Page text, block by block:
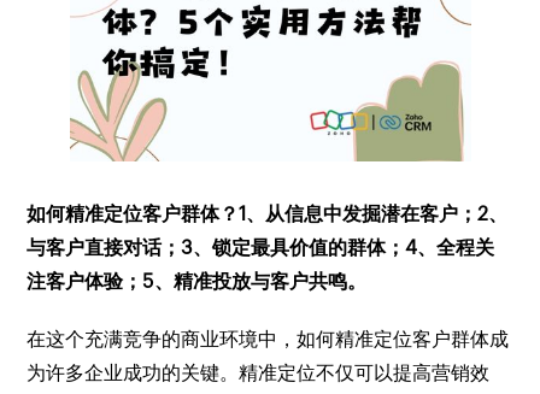
如何精准定位客户群体？1、从信息中发掘潜在客户；2、
与客户直接对话；3、锁定最具价值的群体；4、全程关
注客户体验；5、精准投放与客户共鸣。
在这个充满竞争的商业环境中，如何精准定位客户群体成
为许多企业成功的关键。精准定位不仅可以提高营销效